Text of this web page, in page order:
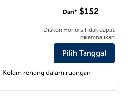
Suites by Hilton Wilmington
Dari* $152
Diskon Honors Tidak dapat
dikembalikan
Pilih Tanggal
Kolam renang dalam ruangan